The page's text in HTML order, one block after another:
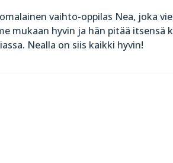
vaihto-oppilas Nea, joka
mukaan hyvin ja hän pitää itsensä
Nealla on siis kaikki hyvin!